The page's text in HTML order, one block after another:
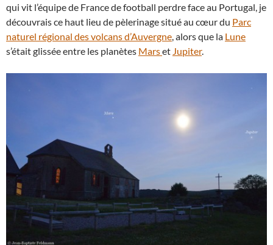
qui vit l’équipe de France de football perdre face au Portugal, je
découvrais ce haut lieu de pèlerinage situé au cœur du Parc
naturel régional des volcans d’Auvergne , alors que la Lune
s’était glissée entre les planètes Marset Jupiter.